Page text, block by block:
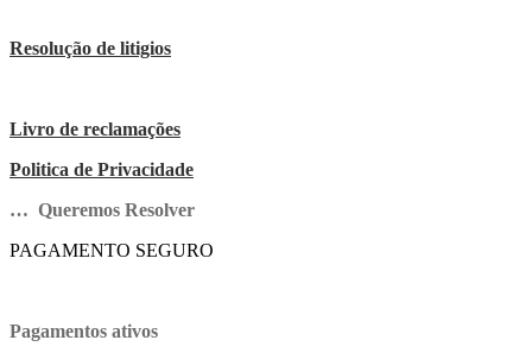
Resolução de litigios
Livro de reclamações
Politica de Privacidade
… Queremos Resolver
PAGAMENTO SEGURO
Pagamentos ativos